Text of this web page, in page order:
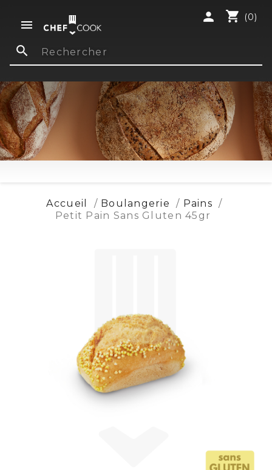

shopping_cart (0)
person
search
Accueil Boulangerie
Pains
Petit Pain Sans Gluten 45gr